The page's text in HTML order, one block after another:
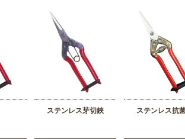
ステンレス芽切鋏 ステンレス抗